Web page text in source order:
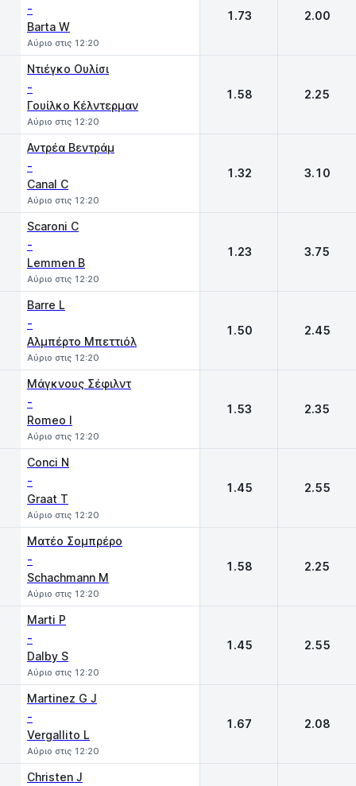
-
Barta W
Αύριο στις 12:20
1.73 2.00
Ντιέγκο Ουλίσι
-
Γουίλκο Κέλντερμαν
Αύριο στις 12:20
1.58 2.25
Αντρέα Βεντράμ
-
Canal C
Αύριο στις 12:20
1.32 3.10
Scaroni C
-
Lemmen B
Αύριο στις 12:20
1.23 3.75
Barre L
-
Αλμπέρτο Μπεττιόλ
Αύριο στις 12:20
1.50 2.45
Μάγκνους Σέφιλντ
-
Romeo I
Αύριο στις 12:20
1.53 2.35
Conci N
-
Graat T
Αύριο στις 12:20
1.45 2.55
Ματέο Σομπρέρο
-
Schachmann M
Αύριο στις 12:20
1.58 2.25
Marti P
-
Dalby S
Αύριο στις 12:20
1.45 2.55
Martinez G J
-
Vergallito L
Αύριο στις 12:20
1.67 2.08
Christen J